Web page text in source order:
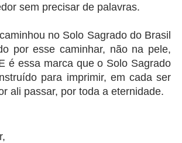
sem precisar de palavras.
no Solo Sagrado do Brasil
por esse caminhar, não na pele,
é essa marca que o Solo Sagrado
para imprimir, em cada ser
ali passar, por toda a eternidade.